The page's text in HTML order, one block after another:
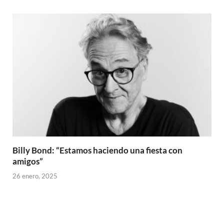
Billy Bond: “Estamos haciendo una fiesta con
amigos”
26 enero, 2025